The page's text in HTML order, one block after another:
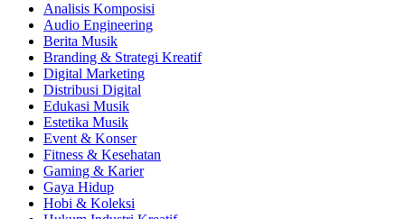
Analisis Komposisi
Audio Engineering
Berita Musik
Branding & Strategi Kreatif
Digital Marketing
Distribusi Digital
Edukasi Musik
Estetika Musik
Event & Konser
Fitness & Kesehatan
Gaming & Karier
Gaya Hidup
Hobi & Koleksi